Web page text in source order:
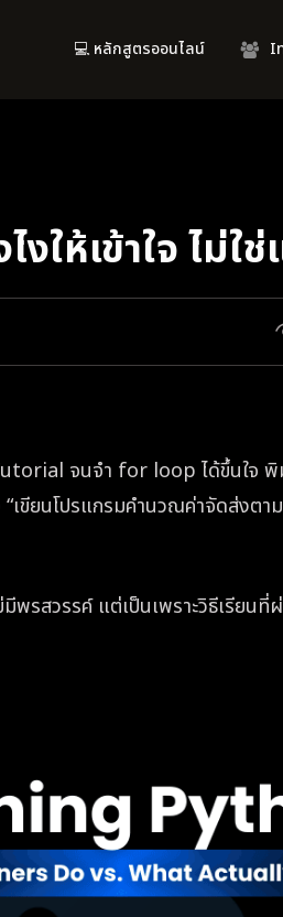
💻 หลักสูตรออนไลน์
ให้เข้าใจ ไม่ใ
จนจำ for loop ได้ขึ้นใจ
เขียนโปรแกรมคำนวณค่าจัดส่งต
มีพรสวรรค์ แต่เป็นเพราะวิธีเรียน